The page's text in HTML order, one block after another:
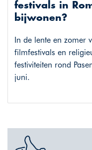
festivals in
bijwonen?
In de lente en zomer
filmfestivals en
festiviteiten rond
juni.